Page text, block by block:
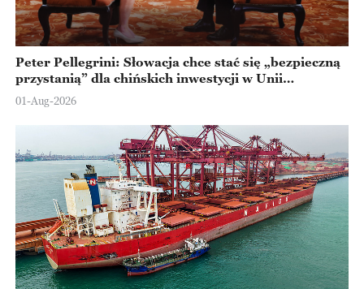
Peter Pellegrini: Słowacja chce stać się „bezpieczną
przystanią” dla chińskich inwestycji w Unii
Europejskiej
01-Aug-2026